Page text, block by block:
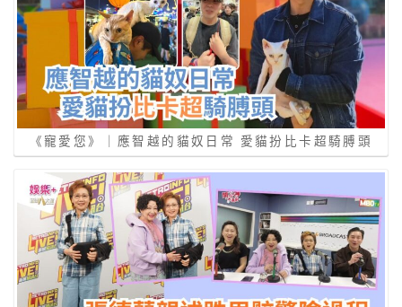
《寵愛您》｜應智越的貓奴日常 愛貓扮比卡超騎膊頭